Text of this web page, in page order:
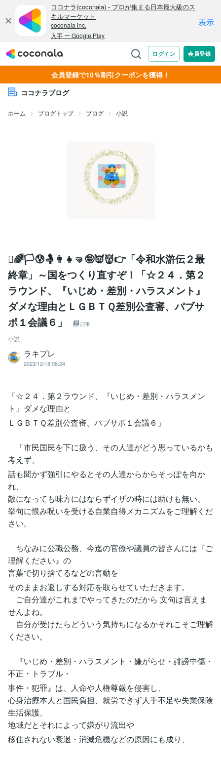
会員登録で10％割引クーポンを獲得！
ココナラブログ
ホーム ブログトップ ブログ 小説
‍⚧🌈🏳😰🤱👩‍👧🤜🤪👿👹👉「令和水滸伝２最
終章」～国をつくり直すぞ！「☆２４．第２
ラウンド、『いじめ・差別・ハラスメント』
ダメな理由とＬＧＢＴＱ差別公査審、パブサ
ポ１会議６」
記事
小説
ラキプレ
2023/12/18 08:24
「☆２４．第２ラウンド、『いじめ・差別・ハラスメン
ト』ダメな理由と
ＬＧＢＴＱ差別公査審、パブサポ１会議６」
「市民国民を下に扱う、その人達がどう思っているかも
考えず、
話も聞かず強引にやるとその人達からからそっぽを向か
れ、
敵になっても味方にはならずイザの時には助けも無い、
挙句に恨み呪いを受ける自業自得メカニズムをご理解くだ
さい。
ちなみに公職公務、今迄の官僚や議員の皆さんには『ご
理解ください』の
言葉で切り捨てるなどの言動を
そのままお返しする対応を取らせていただきます。
ご自分達がこれまでやってきたのだから 文句は言えま
せんよね。
自分が受けたらどういう気持ちになるかそれこそご理解
ください。
『いじめ・差別・ハラスメント・嫌がらせ・誹謗中傷・
不正・トラブル・
事件・犯罪』は、人命や人権尊厳を侵害し、
心身治療本人と国民負担、就労できず人手不足や失業保険
生活保護、
地域だとそれによって嫌がり流出や
移住されない衰退・消滅危機などの原因にも成り、